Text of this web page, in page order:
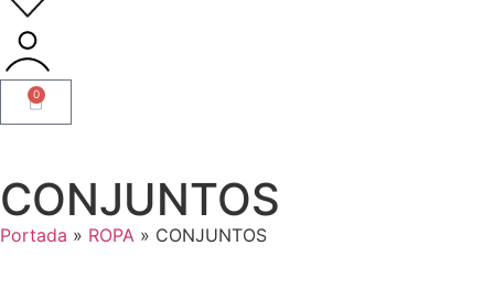
0
CONJUNTOS
Portada » ROPA » CONJUNTOS